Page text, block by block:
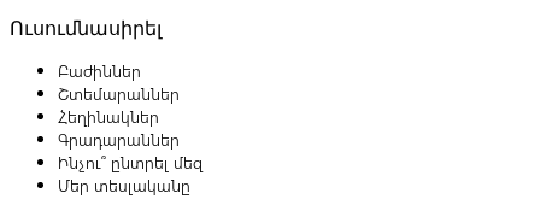
Ուսումնասիրել
Բաժիններ
Շտեմարաններ
Հեղինակներ
Գրադարաններ
Ինչու՞ ընտրել մեզ
Մեր տեսլականը